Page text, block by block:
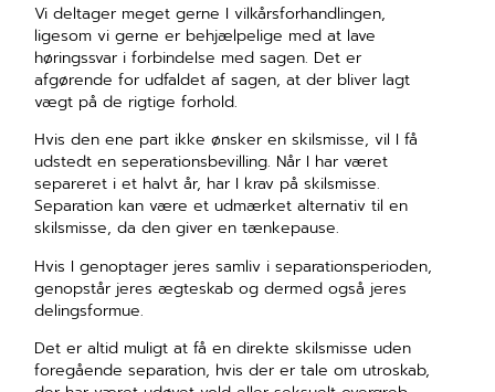
Vi deltager meget gerne I vilkårsforhandlingen,
ligesom vi gerne er behjælpelige med at lave
høringssvar i forbindelse med sagen. Det er
afgørende for udfaldet af sagen, at der bliver lagt
vægt på de rigtige forhold.
Hvis den ene part ikke ønsker en skilsmisse, vil I få
udstedt en seperationsbevilling. Når I har været
separeret i et halvt år, har I krav på skilsmisse.
Separation kan være et udmærket alternativ til en
skilsmisse, da den giver en tænkepause.
Hvis I genoptager jeres samliv i separationsperioden,
genopstår jeres ægteskab og dermed også jeres
delingsformue.
Det er altid muligt at få en direkte skilsmisse uden
foregående separation, hvis der er tale om utroskab,